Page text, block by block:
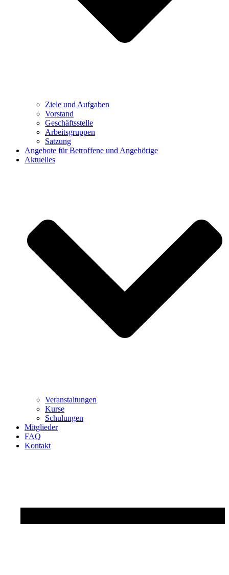
Ziele und Aufgaben
Vorstand
Geschäftsstelle
Arbeitsgruppen
Satzung
Angebote für Betroffene und Angehörige
Aktuelles
Veranstaltungen
Kurse
Schulungen
Mitglieder
FAQ
Kontakt